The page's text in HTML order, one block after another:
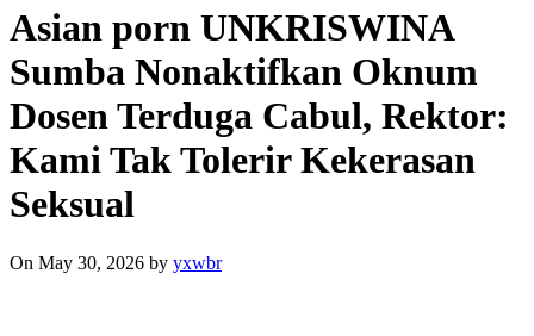
Asian porn UNKRISWINA
Sumba Nonaktifkan Oknum
Dosen Terduga Cabul, Rektor:
Kami Tak Tolerir Kekerasan
Seksual
On May 30, 2026 by yxwbr